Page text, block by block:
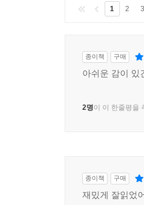
1 2 3
종이책 구매
아쉬운 감이 있
2명이 이 한줄평을
종이책 구매
재밌게 잘읽었